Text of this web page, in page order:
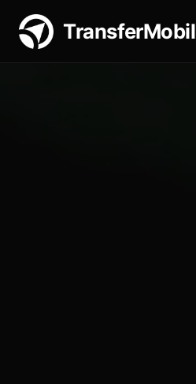
TransferMobil